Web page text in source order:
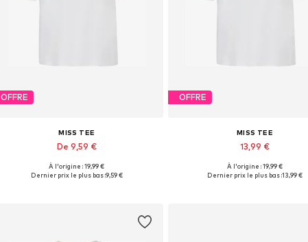
OFFRE
MISS TEE
De 9,59 €
Tailles disponibles: S, M, L, XXL, XXXL, 4XL
À l'origine : 19,99 €
Dernier prix le plus bas :9,59 €
OFFRE
MISS TEE
13,99 €
Tailles disponibles: XS, S, M, XL
À l'origine : 19,99 €
Dernier prix le plus bas :13,99 €